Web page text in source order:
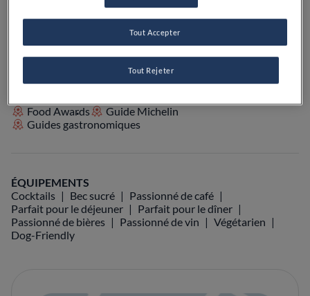
VOIR SUR LA CARTE +33 1 43 54 34 50
VISIT WEBSITE
Food Awards
Guide Michelin
Guides gastronomiques
ÉQUIPEMENTS
Cocktails
Bec sucré
Passionné de café
Parfait pour le déjeuner
Parfait pour le dîner
Passionné de bières
Passionné de vin
Végétarien
Dog-Friendly
Tout Rejeter
Tout Accepter